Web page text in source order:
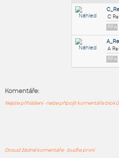
Komentáře:
Nejste přihlášeni - nelze připojit komentáře bloků
Dosud žádné komentáře - buďte první